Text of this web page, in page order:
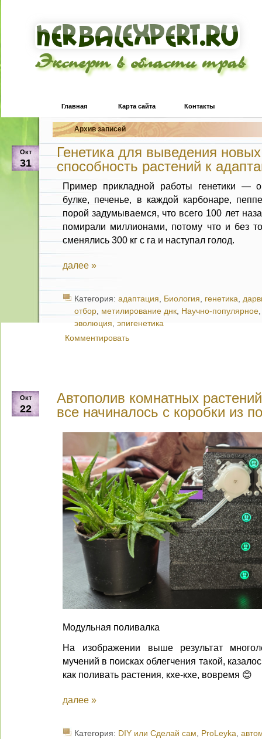
Эксперт в области трав
Главная Карта сайта Контакты
Архив записей
Окт
31
Генетика для выведения
способность растений к
Пример прикладной работы генетики —
булке, печенье, в каждой карбонаре,
порой задумываемся, что всего 100 лет
помирали миллионами, потому что и без
сменялись 300 кг с га и наступал голод.
далее »
Категория: адаптация, Биология, генетика,
отбор, метилирование днк, Научно-популярное
эволюция, эпигенетика
Комментировать
Окт
22
Автополив комнатных
все начиналось с коробки из
Модульная поливалка
На изображении выше результат
мучений в поисках облегчения такой,
как поливать растения, кхе-кхе, вовремя 😊
далее »
Категория: DIY или Сделай сам, ProLeyka,